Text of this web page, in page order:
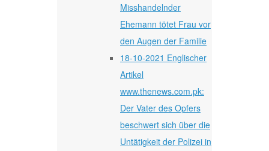
Misshandelnder
Ehemann tötet Frau vor
den Augen der Familie
18-10-2021 Englischer
Artikel
www.thenews.com.pk:
Der Vater des Opfers
beschwert sich über die
Untätigkeit der Polizei in